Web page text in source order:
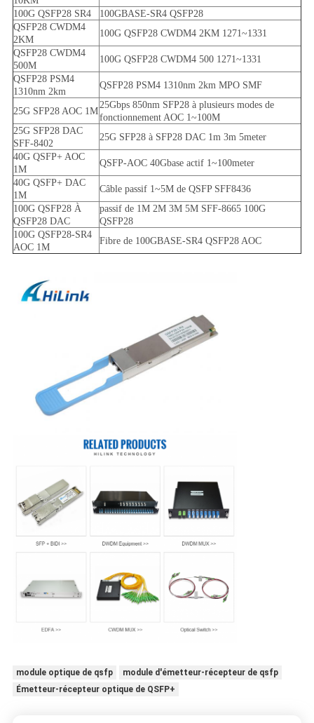
100G QSFP28 SR4
100GBASE-SR4 QSFP28
QSFP28 CWDM4
2KM
100G QSFP28 CWDM4 2KM 1271~1331
QSFP28 CWDM4
500M
100G QSFP28 CWDM4 500 1271~1331
QSFP28 PSM4
1310nm 2km
QSFP28 PSM4 1310nm 2km MPO SMF
25G SFP28 AOC 1M
25Gbps 850nm SFP28 à plusieurs modes de
fonctionnement AOC 1~100M
25G SFP28 DAC
SFF-8402
25G SFP28 à SFP28 DAC 1m 3m 5meter
40G QSFP+ AOC
1M
QSFP-AOC 40Gbase actif 1~100meter
40G QSFP+ DAC
1M
Câble passif 1~5M de QSFP SFF8436
100G QSFP28 À
QSFP28 DAC
passif de 1M 2M 3M 5M SFF-8665 100G
QSFP28
100G QSFP28-SR4
AOC 1M
Fibre de 100GBASE-SR4 QSFP28 AOC
module optique de qsfp
module d'émetteur-récepteur de qsfp
Émetteur-récepteur optique de QSFP+